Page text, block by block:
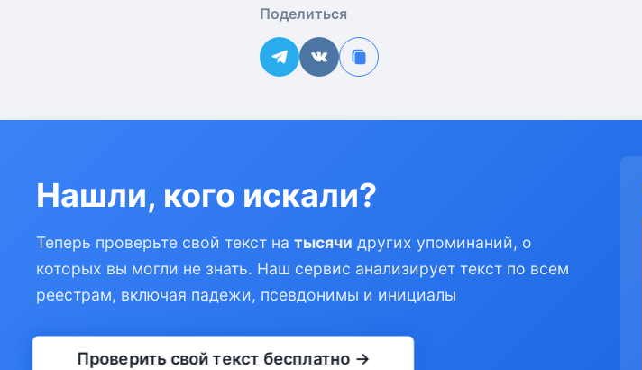
Поделиться
Нашли, кого искали?
Теперь проверьте свой текст на тысячи других упоминаний, о
которых вы могли не знать. Наш сервис анализирует текст по всем
реестрам, включая падежи, псевдонимы и инициалы
Проверить свой текст бесплатно →